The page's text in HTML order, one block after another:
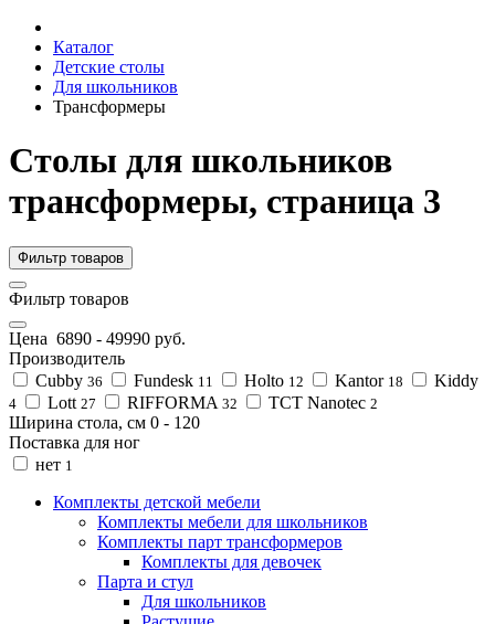
Каталог
Детские столы
Для школьников
Трансформеры
Столы для школьников
трансформеры, страница 3
Фильтр товаров
Фильтр товаров
Цена 6890 - 49990 руб.
Производитель
Cubby 36 Fundesk 11 Holto 12 Kantor 18 Kiddy
4 Lott 27 RIFFORMA 32 TCT Nanotec 2
Ширина стола, см 0 - 120
Поставка для ног
нет 1
Комплекты детской мебели
Комплекты мебели для школьников
Комплекты парт трансформеров
Комплекты для девочек
Парта и стул
Для школьников